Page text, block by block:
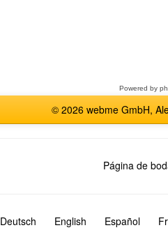
Powered by
© 2026 webme GmbH,
Página de
Deutsch English Español